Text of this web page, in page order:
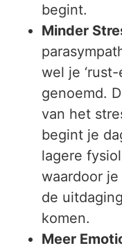
begint.
Minder
wel je
genoemd.
van het
begint je
lagere
waardoor
de
komen.
Meer